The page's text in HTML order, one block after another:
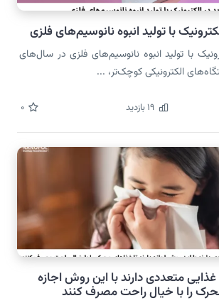
با تولید انبوه نانوسیم‌های فلزی
با تولید انبوه نانوسیم‌های فلزی در سال‌های
الکترونیکی کوچک‌تر، ...
19 بازدید 0
متعددی دارند با این روش اجازه
را با خیال راحت مصرف کنند